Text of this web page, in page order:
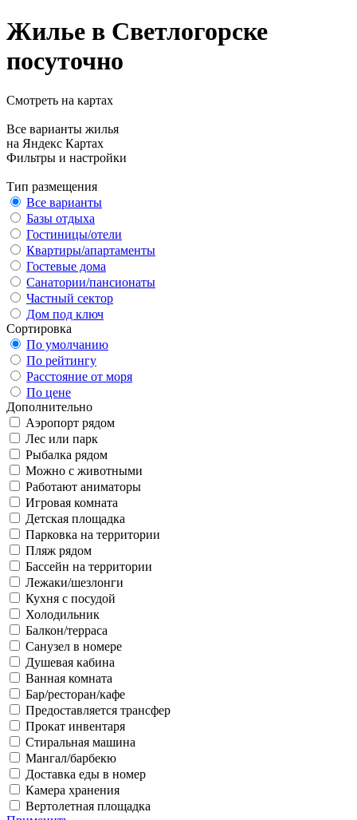
Жилье в Светлогорске
посуточно
Смотреть на картах
Все варианты жилья
на Яндекс Картах
Фильтры и настройки
Тип размещения
Все варианты
Базы отдыха
Гостиницы/отели
Квартиры/апартаменты
Гостевые дома
Санатории/пансионаты
Частный сектор
Дом под ключ
Сортировка
По умолчанию
По рейтингу
Расстояние от моря
По цене
Дополнительно
Аэропорт рядом
Лес или парк
Рыбалка рядом
Можно с животными
Работают аниматоры
Игровая комната
Детская площадка
Парковка на территории
Пляж рядом
Бассейн на территории
Лежаки/шезлонги
Кухня с посудой
Холодильник
Балкон/терраса
Санузел в номере
Душевая кабина
Ванная комната
Бар/ресторан/кафе
Предоставляется трансфер
Прокат инвентаря
Стиральная машина
Мангал/барбекю
Доставка еды в номер
Камера хранения
Вертолетная площадка